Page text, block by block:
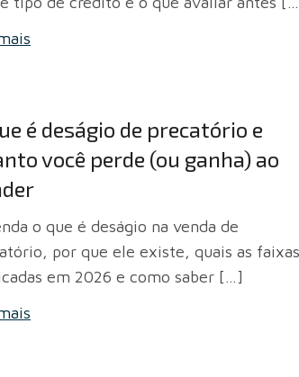
é deságio de precatório e
você perde (ou ganha) ao
o que é deságio na venda de
por que ele existe, quais as faixas
em 2026 e como saber […]